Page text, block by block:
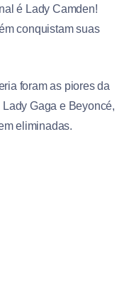
é Lady Camden!
conquistam suas
foram as piores da
Lady Gaga e Beyoncé,
eliminadas.